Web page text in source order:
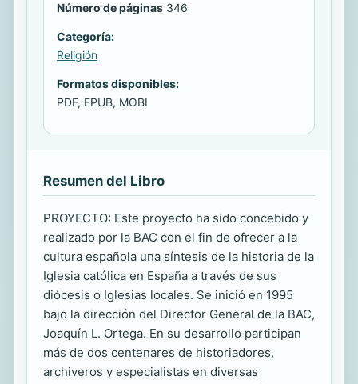
Número de páginas 346
Categoría:
Religión
Formatos disponibles:
PDF, EPUB, MOBI
Resumen del Libro
PROYECTO: Este proyecto ha sido concebido y
realizado por la BAC con el fin de ofrecer a la
cultura española una síntesis de la historia de la
Iglesia católica en España a través de sus
diócesis o Iglesias locales. Se inició en 1995
bajo la dirección del Director General de la BAC,
Joaquín L. Ortega. En su desarrollo participan
más de dos centenares de historiadores,
archiveros y especialistas en diversas